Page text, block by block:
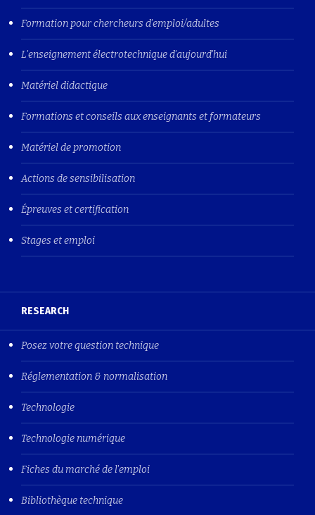
Formation pour chercheurs d'emploi/adultes
L'enseignement électrotechnique d'aujourd'hui
Matériel didactique
Formations et conseils aux enseignants et formateurs
Matériel de promotion
Actions de sensibilisation
Épreuves et certification
Stages et emploi
RESEARCH
Posez votre question technique
Réglementation & normalisation
Technologie
Technologie numérique
Fiches du marché de l'emploi
Bibliothèque technique